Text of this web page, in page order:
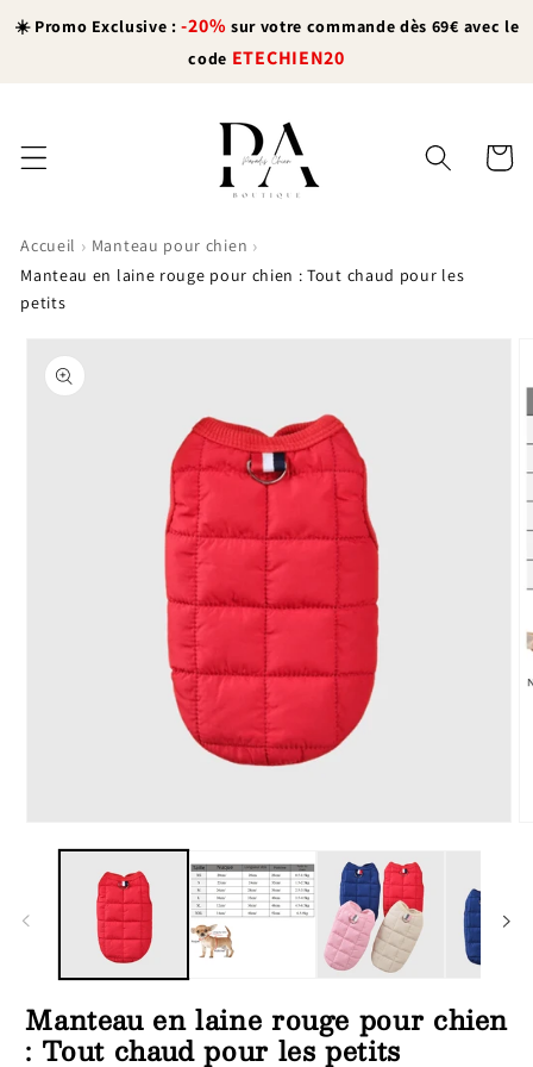
passer
☀️ Promo Exclusive :-20% sur votre commande dès 69€ avec le
code ETECHIEN20
Panier
Accueil › Manteau pour chien ›
Manteau en laine rouge pour chien : Tout chaud pour les
petits
informations
produits
une
Manteau en laine rouge pour chien
: Tout chaud pour les petits